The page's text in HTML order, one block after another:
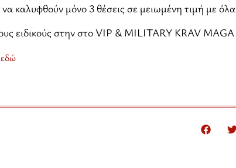
καλυφθούν μόνο 3 θέσεις σε μειωμένη τιμή με
ειδικούς στην στο VIP & MILITARY KRAV
εδώ